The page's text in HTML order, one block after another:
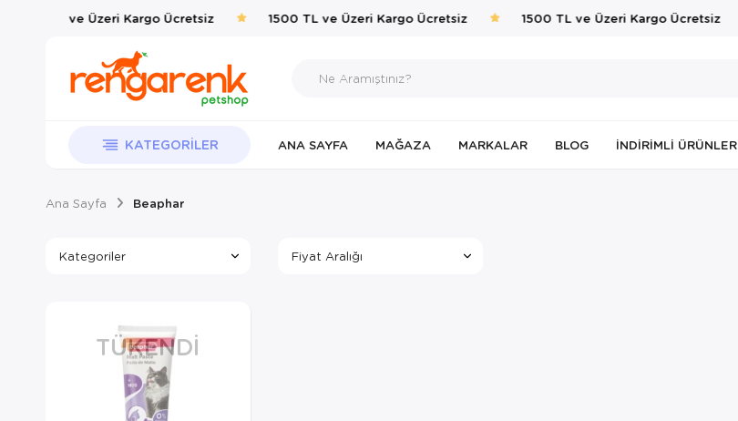
1500 TL ve Üzeri Kargo Ücretsiz 1500 TL ve Üzeri Kargo Ücretsiz 1500 TL ve Üzeri Kargo Ücretsiz
KATEGORILER ANA SAYFA MAĞAZA MARKALAR BLOG İNDIRIMLI ÜRÜNLER
Ana Sayfa Beaphar
Kategoriler Fiyat Aralığı
TÜKENDI